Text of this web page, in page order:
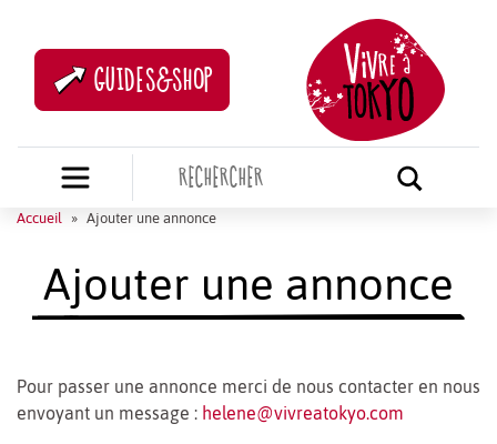
GUIDES&SHOP
Accueil » Ajouter une annonce
Ajouter une annonce
Pour passer une annonce merci de nous contacter en nous
envoyant un message : helene@vivreatokyo.com